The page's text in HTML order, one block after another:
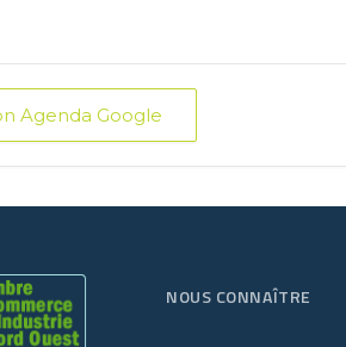
Agenda Google
NOUS CONNAÎTRE